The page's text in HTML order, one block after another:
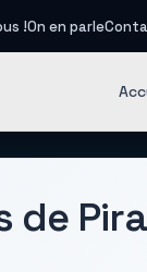
!On en parle
-
de